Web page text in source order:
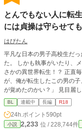
とんでもない人に転
には貞操は守らせても
はぴたん
平凡な日本の男子高校生だ
た。 しかも執事がいたり、メイドがいたり、挙句には魔法まで！？ これってま
さかの異世界転生！？ 正直毎日退屈していた俺は内心ウハウハしていたのだ
が、俺が転生したこの男の子、何
が覚めたのかい？」 見目麗しいお兄様がお見舞いに来てくれたかと思えば、私
と乗馬中に×××していたら馬
の一‪言を放つお兄様。 え、もしかしなくても転生する前のこの持ち主って相当
な...いやいや、だとしてもも
体の貞操は、、守らせてもら
BL 連載中 長編 R18
24h.ポイント 590pt
小説 2,233 位 / 228,744件